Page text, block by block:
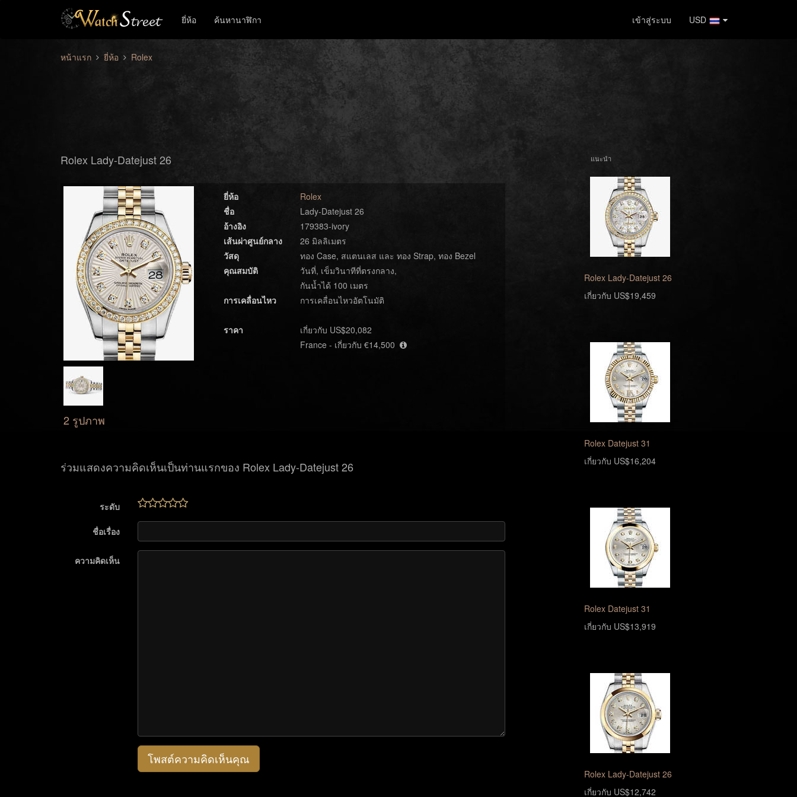
ยี่ห้อ ค้นหานาฬิกา เข้าสู่ระบบ USD
หน้าแรก ยี่ห้อ Rolex
Rolex Lady-Datejust 26
2 รูปภาพ
ยี่ห้อ
Rolex
ชื่อ
Lady-Datejust 26
อ้างอิง
179383-ivory
เส้นผ่าศูนย์กลาง
26 มิลลิเมตร
วัสดุ
ทอง Case, สแตนเลส และ ทอง Strap, ทอง Bezel
คุณสมบัติ
วันที่, เข็มวินาทีที่ตรงกลาง,
กันน้ำได้ 100 เมตร
การเคลื่อนไหว
การเคลื่อนไหวอัตโนมัติ
ราคา
เกี่ยวกับ US$20,082
France - เกี่ยวกับ €14,500
ร่วมแสดงความคิดเห็นเป็นท่านแรกของ Rolex Lady-Datejust 26
ระดับ
ชื่อเรื่อง
ความคิดเห็น
โพสต์ความคิดเห็นคุณ
แนะนำ
Rolex Lady-Datejust 26
เกี่ยวกับ US$19,459
Rolex Datejust 31
เกี่ยวกับ US$16,204
Rolex Datejust 31
เกี่ยวกับ US$13,919
Rolex Lady-Datejust 26
เกี่ยวกับ US$12,742